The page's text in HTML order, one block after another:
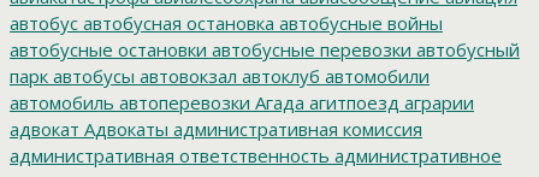
автобус автобусная остановка автобусные войны
автобусные остановки автобусные перевозки автобусный
парк автобусы автовокзал автоклуб автомобили
автомобиль автоперевозки Агада агитпоезд аграрии
адвокат Адвокаты административная комиссия
административная ответственность административное